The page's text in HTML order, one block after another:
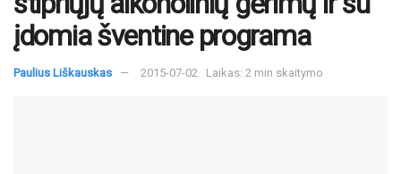
įdomia šventine programa
Paulius Liškauskas 2015-07-02 Laikas: 2 min skaitymo